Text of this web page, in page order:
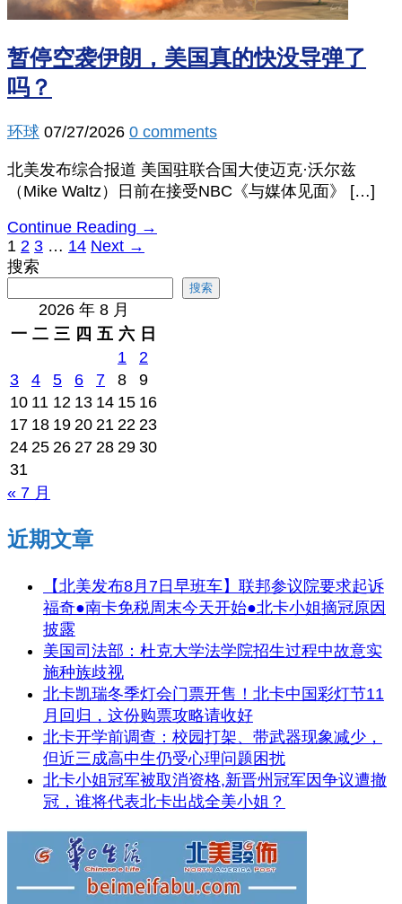
暂停空袭伊朗，美国真的快没导弹了
吗？
环球 07/27/2026 0 comments
北美发布综合报道 美国驻联合国大使迈克·沃尔兹
（Mike Waltz）日前在接受NBC《与媒体见面》 […]
Continue Reading →
1 2 3 … 14 Next →
搜索
搜索
2026 年 8 月
一 二 三 四 五 六 日
1
2
3
4 5 6 7 8
9
10 11 12 13 14 15 16
17 18 19 20 21 22 23
24 25 26 27 28 29 30
31
« 7 月
近期文章
【北美发布8月7日早班车】联邦参议院要求起诉
福奇●南卡免税周末今天开始●北卡小姐摘冠原因
披露
美国司法部：杜克大学法学院招生过程中故意实
施种族歧视
北卡凯瑞冬季灯会门票开售！北卡中国彩灯节11
月回归，这份购票攻略请收好
北卡开学前调查：校园打架、带武器现象减少，
但近三成高中生仍受心理问题困扰
北卡小姐冠军被取消资格,新晋州冠军因争议遭撤
冠，谁将代表北卡出战全美小姐？